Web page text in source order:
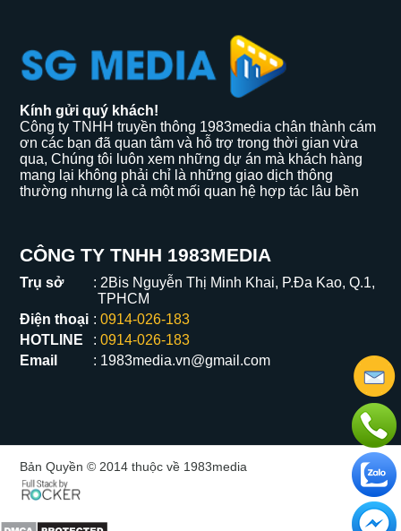
Kính gửi quý khách!
Công ty TNHH truyền thông 1983media chân thành cám
ơn các bạn đã quan tâm và hỗ trợ trong thời gian vừa
qua, Chúng tôi luôn xem những dự án mà khách hàng
mang lại không phải chỉ là những giao dịch thông
thường nhưng là cả một mối quan hệ hợp tác lâu bền
CÔNG TY TNHH 1983MEDIA
Trụ sở
2Bis Nguyễn Thị Minh Khai, P.Đa Kao, Q.1,
TPHCM
Điện thoại
0914-026-183
HOTLINE
0914-026-183
Email
1983media.vn@gmail.com
Bản Quyền © 2014 thuộc về 1983media